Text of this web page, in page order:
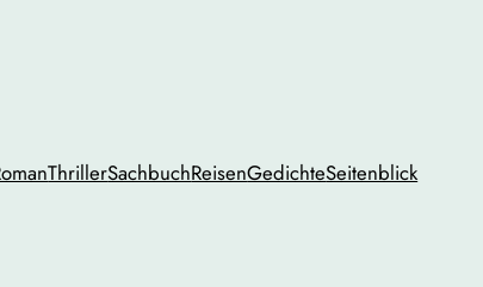
ThrillerSachbuchReisenGedichteSeitenblick